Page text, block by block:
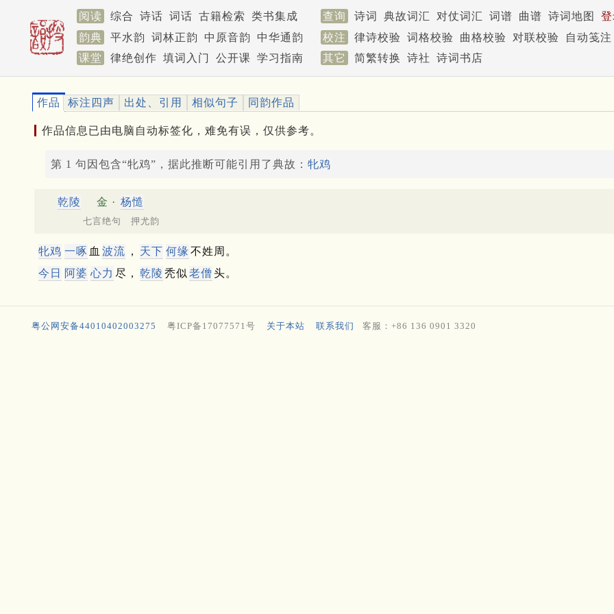
阅读 综合 诗话 词话 古籍检索 类书集成 查询 诗词 典故词汇 对仗词汇 词谱 曲谱 诗词地图
韵典
平水韵 词林正韵 中原音韵 中华通韵 校注 律诗校验 词格校验 曲格校验 对联校验
自动笺注
课堂
律绝创作 填词入门 公开课 学习指南 其它 简繁转换 诗社 诗词书店
作品 标注四声 出处、引用 相似句子 同韵作品
作品信息已由电脑自动标签化，难免有误，仅供参考。
第 1 句因包含“牝鸡”，据此推断可能引用了典故： 牝鸡
乾陵 金 · 杨慥
七言绝句 押尤韵
牝鸡 一啄 血 波流 ， 天下 何缘不姓周。
今日
阿婆 心力 尽， 乾陵 秃似 老僧 头。
粤公网安备44010402003275 粤ICP备17077571号 关于本站 联系我们 客服：+86 136 0901 3320